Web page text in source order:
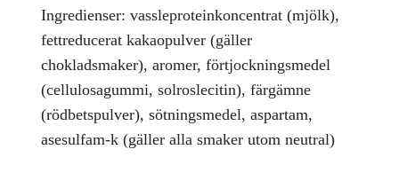
Ingredienser: vassleproteinkoncentrat (mjölk),
fettreducerat kakaopulver (gäller
chokladsmaker), aromer, förtjockningsmedel
(cellulosagummi, solroslecitin), färgämne
(rödbetspulver), sötningsmedel, aspartam,
asesulfam-k (gäller alla smaker utom neutral)